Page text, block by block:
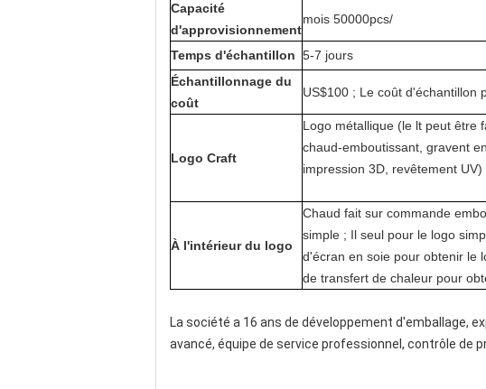
Capacité
d'approvisionnement
mois 50000pcs/
Temps d'échantillon 5-7 jours
Échantillonnage du
coût
US$100 ; Le coût d'échantillon
Logo Craft
Logo métallique (le lt peut être
chaud-emboutissant, gravent
impression 3D, revêtement UV)
À l'intérieur du logo
Chaud fait sur commande
simple ; Il seul pour le logo
d'écran en soie pour obtenir le
de transfert de chaleur pour
La société a 16 ans de développement d'emballage,
avancé, équipe de service professionnel, contrôle de